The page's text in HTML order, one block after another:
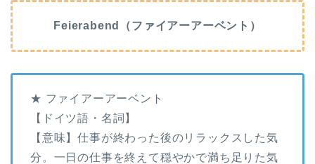
Feierabend（ファイアーアーベント）
★ ファイアーアーベント
【ドイツ語・名詞】
【意味】仕事が終わった後のリラックスした気
分。一日の仕事を終えて穏やかで満ち足りた気